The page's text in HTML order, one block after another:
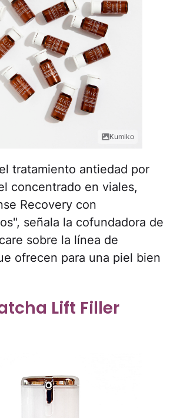
Kumiko
tratamiento antiedad por
concentrado en viales,
Recovery con
señala la cofundadora de
sobre la línea de
ofrecen para una piel bien
Lift Filler